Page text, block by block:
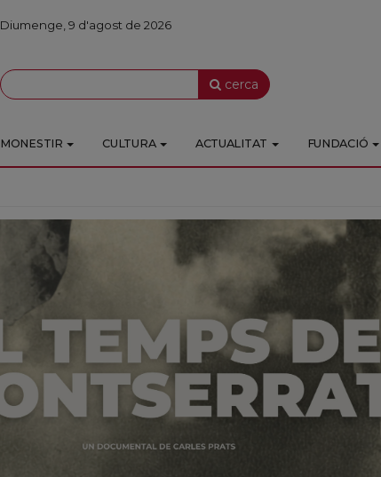
Diumenge, 9 d'agost de 2026
cerca
MONESTIR CULTURA ACTUALITAT FUNDACIÓ